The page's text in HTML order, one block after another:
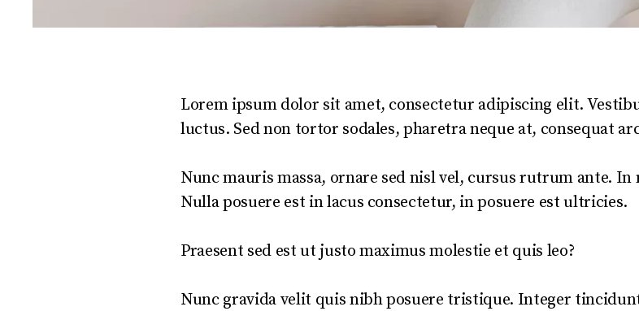
Lorem ipsum dolor sit amet, consectetur adipiscing elit.
luctus. Sed non tortor sodales, pharetra neque at, consequat
Nunc mauris massa, ornare sed nisl vel, cursus rutrum ante. In
Nulla posuere est in lacus consectetur, in posuere est ultricies.
Praesent sed est ut justo maximus molestie et quis leo?
Nunc gravida velit quis nibh posuere tristique. Integer